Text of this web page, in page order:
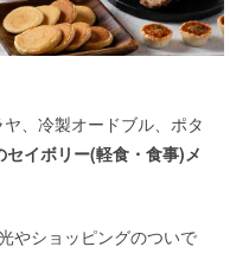
、冷製オードブル、ポタ
イボリー(軽食・食事)メ
やショッピングのついで